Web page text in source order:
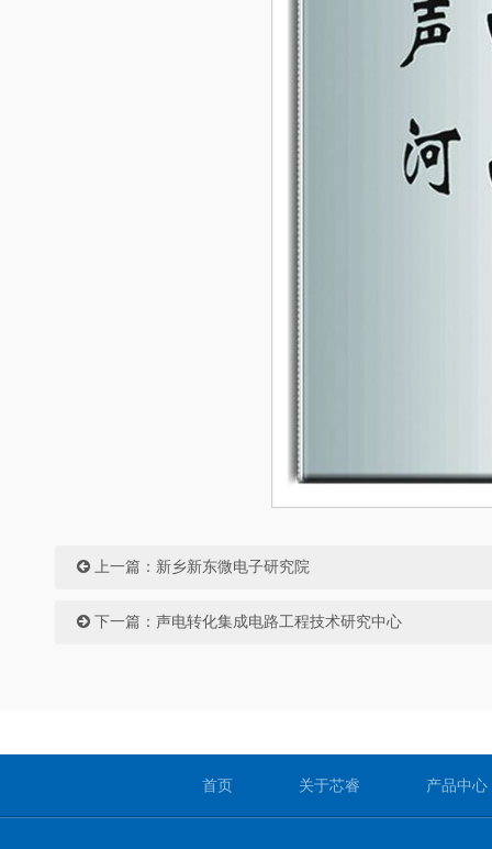
上一篇： 新乡新东微电子研究院
下一篇： 声电转化集成电路工程技术研究中心
首页 关于芯睿 产品中心